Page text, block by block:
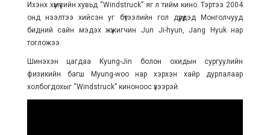
Ихэнх хүмүүсийн хувьд “Windstruck” яг л тийм кино. Тэртээ 2004
онд нээлтээ хийсэн уг бүтээлийн гол дүрүүдэд Монголчууд
бидний сайн мэдэх жүжигчин Jun Ji-hyun, Jang Hyuk нар
тогложээ.
Шинэхэн цагдаа Kyung-Jin болон охидын сургуулийн
физикийн багш Myung-woo нар хэрхэн хайр дурлалаар
холбогдохыг “Windstruck” киноноос үзээрэй.